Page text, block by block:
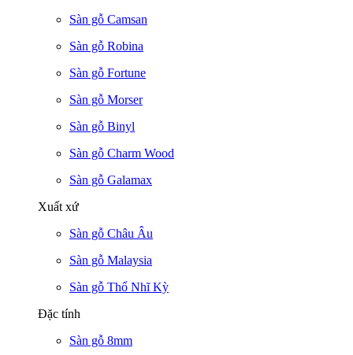
Sàn gỗ Camsan
Sàn gỗ Robina
Sàn gỗ Fortune
Sàn gỗ Morser
Sàn gỗ Binyl
Sàn gỗ Charm Wood
Sàn gỗ Galamax
Xuất xứ
Sàn gỗ Châu Âu
Sàn gỗ Malaysia
Sàn gỗ Thổ Nhĩ Kỳ
Đặc tính
Sàn gỗ 8mm